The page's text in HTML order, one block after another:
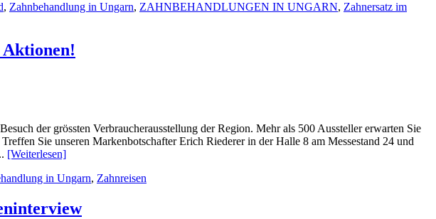
, Zahnbehandlung in Ungarn, ZAHNBEHANDLUNGEN IN UNGARN, Zahnersatz im
der grössten Verbraucherausstellung der Region. Mehr als 500 Aussteller erwarten Sie
Sie unseren Markenbotschafter Erich Riederer in der Halle 8 am Messestand 24 und
[Weiterlesen]
in Ungarn, Zahnreisen